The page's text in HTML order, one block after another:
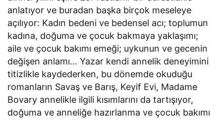
anlatıyor ve buradan başka birçok meseleye
açılıyor: Kadın bedeni ve bedensel acı; toplumun
kadına, doğuma ve çocuk bakmaya yaklaşımı;
aile ve çocuk bakımı emeği; uykunun ve gecenin
değişen anlamı… Yazar kendi annelik deneyimini
titizlikle kaydederken, bu dönemde okuduğu
romanların Savaş ve Barış, Keyif Evi, Madame
Bovary annelikle ilgili kısımlarını da tartışıyor,
doğuma ve anneliğe hazırlanma ve çocuk bakımı